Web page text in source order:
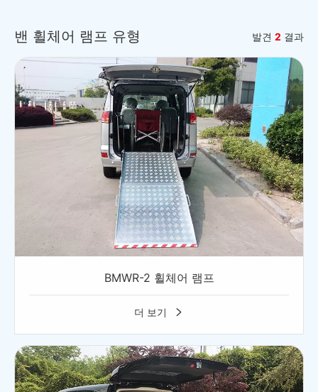
밴 휠체어 램프 유형 발견 2 결과
BMWR-2 휠체어 램프
더 보기 